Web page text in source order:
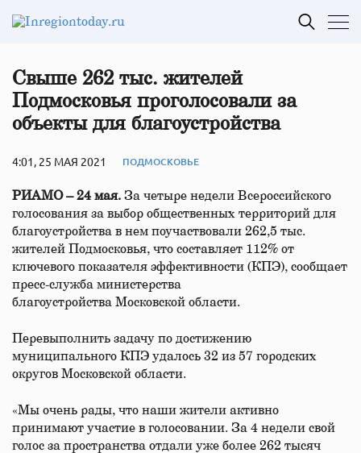
Свыше 262 тыс. жителей
Подмосковья проголосовали за
объекты для благоустройства
4:01, 25 МАЯ 2021 ПОДМОСКОВЬЕ
РИАМО – 24 мая. За четыре недели Всероссийского
голосования за выбор общественных территорий для
благоустройства в нем поучаствовали 262,5 тыс.
жителей Подмосковья, что составляет 112% от
ключевого показателя эффективности (КПЭ), сообщает
пресс-служба министерства
благоустройства Московской области.
Перевыполнить задачу по достижению
муниципального КПЭ удалось 32 из 57 городских
округов Московской области.
«Мы очень рады, что наши жители активно
принимают участие в голосовании. За 4 недели свой
голос за пространства отдали уже более 262 тысяч